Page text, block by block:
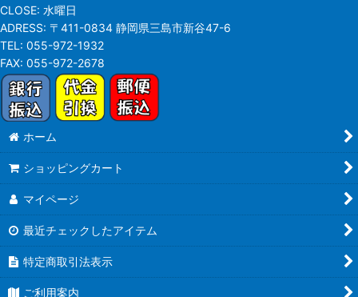
CLOSE: 水曜日
ADRESS: 〒411-0834 静岡県三島市新谷47-6
TEL: 055-972-1932
FAX: 055-972-2678
ホーム
ショッピングカート
マイページ
最近チェックしたアイテム
特定商取引法表示
ご利用案内